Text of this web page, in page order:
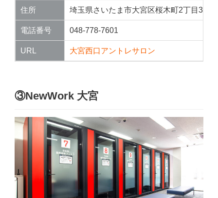
住所 埼玉県さいたま市大宮区桜木町2丁目3番
電話番号 048-778-7601
URL 大宮西口アントレサロン
③NewWork 大宮